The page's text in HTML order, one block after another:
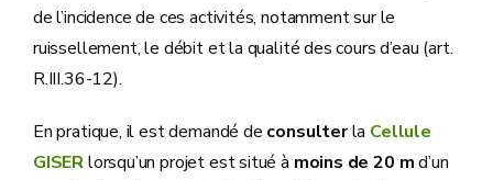
de l’incidence de ces activités, notamment sur le
ruissellement, le débit et la qualité des cours d’eau (art.
R.III.36-12).
En pratique, il est demandé de consulterla Cellule
GISERlorsqu’un projet est situé à moins de 20 md’un